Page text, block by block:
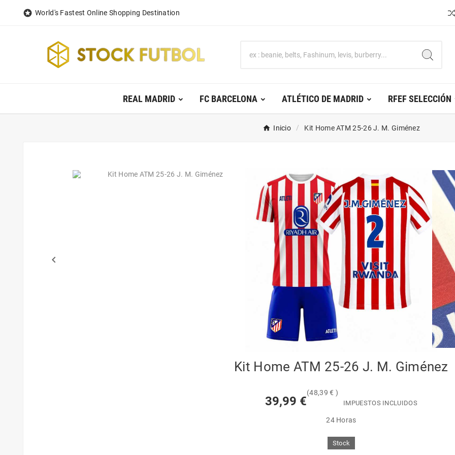
 World's Fastest Online Shopping Destination
REAL MADRID FC BARCELONA ATLÉTICO DE MADRID RFEF SELECCIÓN
Inicio Kit Home ATM 25-26 J. M. Giménez
keyboard_arrow_left
Kit Home ATM 25-26 J. M. Giménez
39,99 €
(48,39 € )
IMPUESTOS INCLUIDOS
24 Horas
Stock